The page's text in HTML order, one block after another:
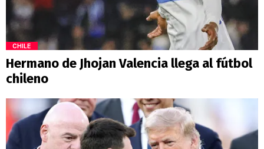
CHILE
Hermano de Jhojan Valencia llega al fútbol
chileno